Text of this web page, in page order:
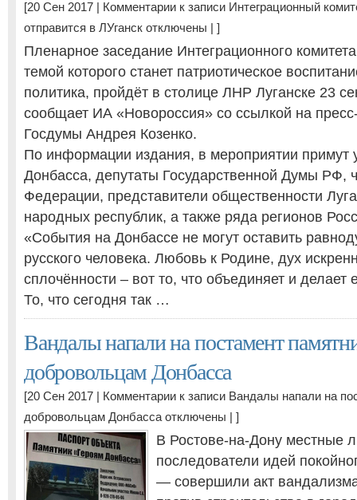
[20 Сен 2017 | Комментарии к записи Интеграционный
отправится в ЛУганск отключены | ]
Пленарное заседание Интеграционного
темой которого станет патриотическое
политика, пройдёт в столице ЛНР Луганске 23
сообщает ИА «Новороссия» со ссылкой на
Госдумы Андрея Козенко.
По информации издания, в мероприятии примут
Донбасса, депутаты Государственной Думы РФ,
Федерации, представители общественности
народных республик, а также ряда регионов
«События на Донбассе не могут оставить
русского человека. Любовь к Родине, дух
сплочённости – вот то, что объединяет и
То, что сегодня так …
Вандалы напали на постамент
добровольцам Донбасса
[20 Сен 2017 | Комментарии к записи Вандалы напали на
добровольцам Донбасса отключены | ]
В Ростове-на-Дону местные
последователи идей
— совершили акт